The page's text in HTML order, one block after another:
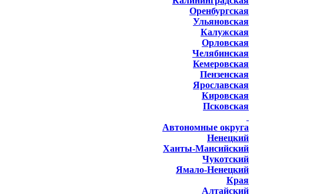
Оренбургская
Ульяновская
Калужская
Орловская
Челябинская
Кемеровская
Пензенская
Ярославская
Кировская
Псковская
Автономные округа
Ненецкий
Ханты-Мансийский
Чукотский
Ямало-Ненецкий
Края
Алтайский